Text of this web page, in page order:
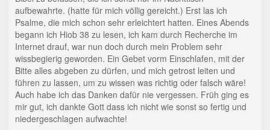
aufbewahrte. (hatte für mich völlig gereicht.) Erst las ich
Psalme, die mich schon sehr erleichtert hatten. Eines Abends
begann ich Hiob 38 zu lesen, ich kam durch Recherche im
Internet drauf, war nun doch durch mein Problem sehr
wissbegierig geworden. Ein Gebet vorm Einschlafen, mit der
Bitte alles abgeben zu dürfen, und mich getrost leiten und
führen zu lassen, um zu wissen was richtig oder falsch wäre!
Auch habe ich das Danken dafür nie vergessen. Früh ging es
mir gut, ich dankte Gott dass ich nicht wie sonst so fertig und
niedergeschlagen aufwachte!